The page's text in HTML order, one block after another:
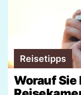
Reisetipps
Worauf Sie